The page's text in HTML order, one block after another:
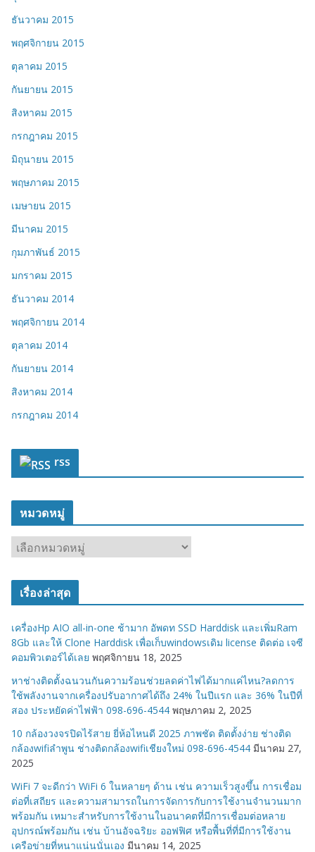
ธันวาคม 2015
พฤศจิกายน 2015
ตุลาคม 2015
กันยายน 2015
สิงหาคม 2015
กรกฎาคม 2015
มิถุนายน 2015
พฤษภาคม 2015
เมษายน 2015
มีนาคม 2015
กุมภาพันธ์ 2015
มกราคม 2015
ธันวาคม 2014
พฤศจิกายน 2014
ตุลาคม 2014
กันยายน 2014
สิงหาคม 2014
กรกฎาคม 2014
rss
หมวดหมู่
ม
ว
มู่
เรื่องล่าสุด
เครื่องHp AIO all-in-one ช้ามาก อัพดท SSD Harddisk และเพิ่มRam
8Gb และให้ Clone Harddisk เพื่อเก็บwindowsเดิม license ติดต่อ เจซี
คอมพิวเตอร์ได้เลย พฤศจิกายน 18, 2025
หาช่างติดตั้งฉนวนกันความร้อนช่วยลดค่าไฟได้มากแค่ไหน?ลดการ
ใช้พลังงานจากเครื่องปรับอากาศได้ถึง 24% ในปีแรก และ 36% ในปีที่
สอง ประหยัดค่าไฟฟ้า 098-696-4544 พฤษภาคม 2, 2025
10 กล้องวงจรปิดไร้สาย ยี่ห้อไหนดี 2025 ภาพชัด ติดตั้งง่าย ช่างติด
กล้องwifiลำพูน ช่างติดกล้องwifiเชียงใหม่ 098-696-4544 มีนาคม 27,
2025
WiFi 7 จะดีกว่า WiFi 6 ในหลายๆ ด้าน เช่น ความเร็วสูงขึ้น การเชื่อม
ต่อที่เสถียร และความสามารถในการจัดการกับการใช้งานจำนวนมาก
พร้อมกัน เหมาะสำหรับการใช้งานในอนาคตที่มีการเชื่อมต่อหลาย
อุปกรณ์พร้อมกัน เช่น บ้านอัจฉริยะ ออฟฟิศ หรือพื้นที่ที่มีการใช้งาน
เครือข่ายที่หนาแน่นนั่นเอง มีนาคม 14, 2025